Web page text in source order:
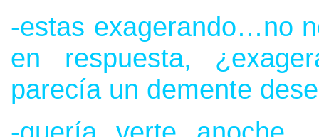
-estas exagerando…no
en respuesta,
parecía un demente